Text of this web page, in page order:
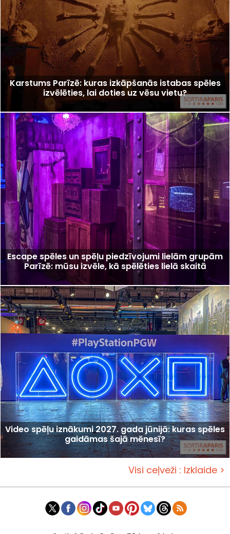
Karstums Parīzē: kuras izkāpšanās istabas spēles
izvēlēties, lai doties uz vēsu vietu?
Escape spēles un spēļu piedzīvojumi lielām grupām
Parīzē: mūsu izvēle, kā spēlēties lielā skaitā
Video spēļu iznākumi 2027. gada jūnijā: kuras spēles
gaidāmas šajā mēnesī?
Visi ceļveži : Izklaide >